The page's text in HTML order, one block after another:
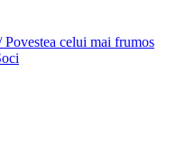
celui mai frumos